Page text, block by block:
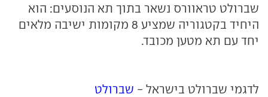
שברולט טראוורס נשאר בתוך תא הנוסעים: הוא
היחיד בקטגוריה שמציע 8 מקומות ישיבה מלאים
יחד עם תא מטען מכובד.
לדגמי שברולט בישראל - שברולט